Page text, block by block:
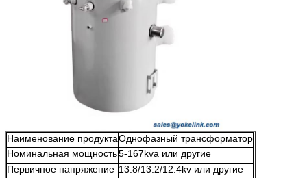
Наименование продуктаОднофазный трансформатор
Номинальная мощность5-167kva или другие
Первичное напряжение 13.8/13.2/12.4kv или другие